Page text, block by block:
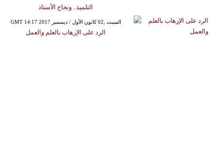
التلميذ.. ونجاح الأستاذ
GMT 14:17 2017 السبت ,02 كانون الأول / ديسمبر
الرد على الإرهاب بالعلم والعمل